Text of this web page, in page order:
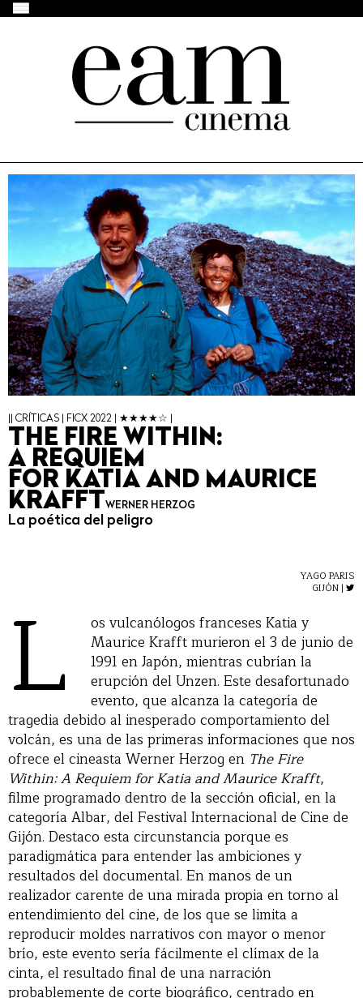
|| CRÍTICAS | FICX 2022 | ★★★★☆ |
THE FIRE WITHIN:
A REQUIEM
FOR KATIA AND MAURICE
KRAFFTWERNER HERZOG
La poética del peligro
YAGO PARIS
GIJÓN |
L
os vulcanólogos franceses Katia y
Maurice Krafft murieron el 3 de junio de
1991 en Japón, mientras cubrían la
erupción del Unzen. Este desafortunado
evento, que alcanza la categoría de
tragedia debido al inesperado comportamiento del
volcán, es una de las primeras informaciones que nos
ofrece el cineasta Werner Herzog en The Fire
Within: A Requiem for Katia and Maurice Krafft,
filme programado dentro de la sección oficial, en la
categoría Albar, del Festival Internacional de Cine de
Gijón. Destaco esta circunstancia porque es
paradigmática para entender las ambiciones y
resultados del documental. En manos de un
realizador carente de una mirada propia en torno al
entendimiento del cine, de los que se limita a
reproducir moldes narrativos con mayor o menor
brío, este evento sería fácilmente el clímax de la
cinta, el resultado final de una narración
probablemente de corte biográfico, centrado en